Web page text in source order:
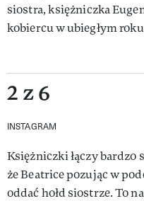
siostra, księżniczka
kobiercu w ubiegłym
2 z 6
INSTAGRAM
Księżniczki łączy bardzo
że Beatrice pozując w
oddać hołd siostrze. To